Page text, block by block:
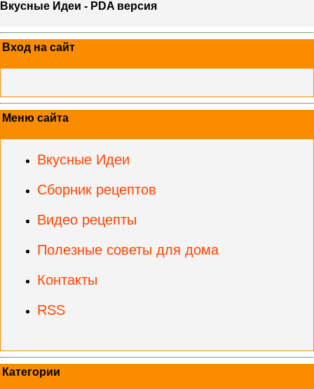
Вкусные Идеи - PDA версия
Вход на сайт
Меню сайта
Вкусные Идеи
Сборник рецептов
Видео рецепты
Полезные советы для дома
Контакты
RSS
Категории